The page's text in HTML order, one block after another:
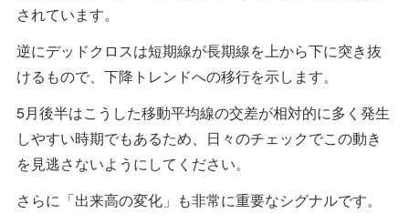
されています。
逆にデッドクロスは短期線が長期線を上から下に突き抜
けるもので、下降トレンドへの移行を示します。
5月後半はこうした移動平均線の交差が相対的に多く発生
しやすい時期でもあるため、日々のチェックでこの動き
を見逃さないようにしてください。
さらに「出来高の変化」も非常に重要なシグナルです。